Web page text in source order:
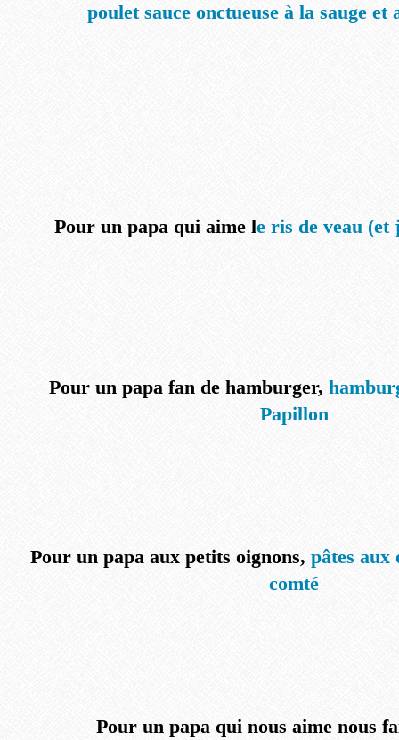
poulet sauce onctueuse à la sauge et
Pour un papa qui aime le ris de veau (et
Pour un papa fan de hamburger,
Papillon
Pour un papa aux petits oignons, pâtes aux
comté
Pour un papa qui nous aime nous